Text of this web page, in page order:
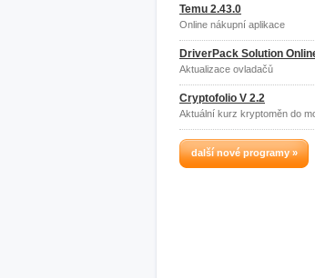
Temu 2.43.0
Online nákupní aplikace
DriverPack Solution
Aktualizace ovladačů
Cryptofolio V 2.2
Aktuální kurz kryptoměn do
další nové programy »